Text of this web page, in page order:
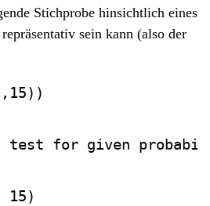
Stichprobe hinsichtlich eines
sein kann (also der
, 15))
test for given
15)